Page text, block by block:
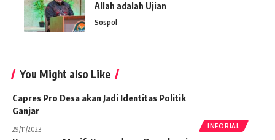
Allah adalah Ujian
Sospol
You Might also Like
INFORIAL
Capres Pro Desa akan Jadi Identitas Politik
Ganjar
29/11/2023